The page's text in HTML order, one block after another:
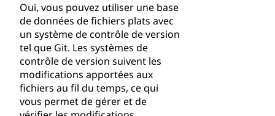
Oui, vous pouvez utiliser une base
de données de fichiers plats avec
un système de contrôle de version
tel que Git. Les systèmes de
contrôle de version suivent les
modifications apportées aux
fichiers au fil du temps, ce qui
vous permet de gérer et de